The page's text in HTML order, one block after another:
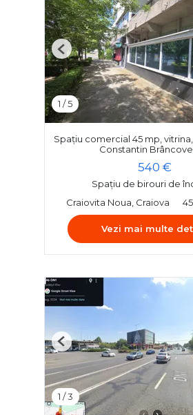
1 /5
Previous
Spațiu comercial 45 mp,
Constantin
540 €
Spațiu de birouri de
Craiovita Noua, Craiova
Vezi mai multe
1 /3
Previous